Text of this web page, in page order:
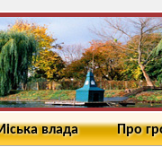
влада Про